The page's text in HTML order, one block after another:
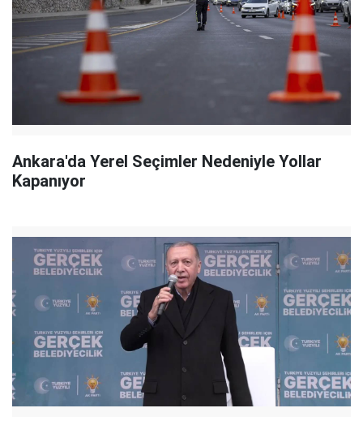
Ankara'da Yerel Seçimler Nedeniyle Yollar
Kapanıyor